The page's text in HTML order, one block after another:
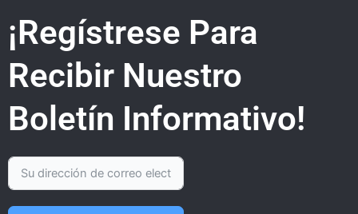
¡Regístrese Para
Recibir Nuestro
Boletín Informativo!